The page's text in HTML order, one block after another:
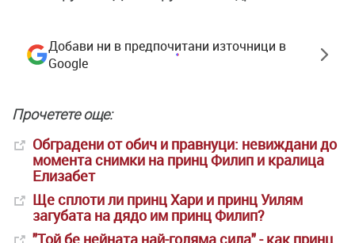
Добави ни в предпочитани източници в
Google
Прочетете още:
Обградени от обич и правнуци: невиждани до
момента снимки на принц Филип и кралица
Елизабет
Ще сплоти ли принц Хари и принц Уилям
загубата на дядо им принц Филип?
"Той бе нейната най-голяма сила" - как принц